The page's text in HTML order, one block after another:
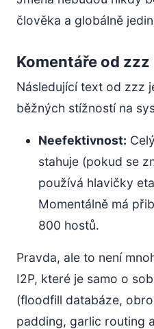
člověka a globálně
Komentáře od zzz
Následující text od zzz
běžných stížností na
Neefektivnost:
stahuje (pokud se
používá hlavičky
Momentálně má
800 hostů.
Pravda, ale to není
I2P, které je samo o
(floodfill databáze,
padding, garlic routing